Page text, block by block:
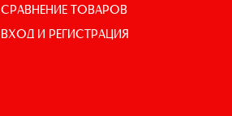
СРАВНЕНИЕ ТОВАРОВ
ВХОД И РЕГИСТРАЦИЯ